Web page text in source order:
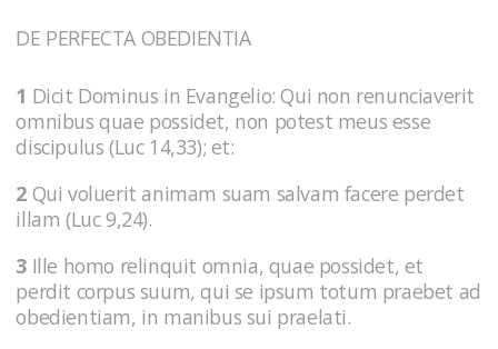
DE PERFECTA OBEDIENTIA
1 Dicit Dominus in Evangelio: Qui non renunciaverit
omnibus quae possidet, non potest meus esse
discipulus (Luc 14,33); et:
2 Qui voluerit animam suam salvam facere perdet
illam (Luc 9,24).
3 Ille homo relinquit omnia, quae possidet, et
perdit corpus suum, qui se ipsum totum praebet ad
obedientiam, in manibus sui praelati.